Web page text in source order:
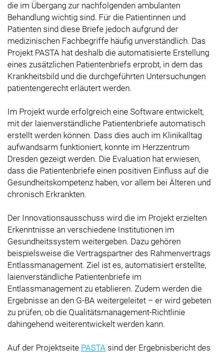
die im Übergang zur nachfolgenden ambulanten
Behandlung wichtig sind. Für die Patientinnen und
Patienten sind diese Briefe jedoch aufgrund der
medizinischen Fachbegriffe häufig unverständlich. Das
Projekt PASTA hat deshalb die automatisierte Erstellung
eines zusätzlichen Patientenbriefs erprobt, in dem das
Krankheitsbild und die durchgeführten Untersuchungen
patientengerecht erläutert werden.
Im Projekt wurde erfolgreich eine Software entwickelt,
mit der laienverständliche Patientenbriefe automatisch
erstellt werden können. Dass dies auch im Klinikalltag
aufwandsarm funktioniert, konnte im Herzzentrum
Dresden gezeigt werden. Die Evaluation hat erwiesen,
dass die Patientenbriefe einen positiven Einfluss auf die
Gesundheitskompetenz haben, vor allem bei Älteren und
chronisch Erkrankten.
Der Innovationsausschuss wird die im Projekt erzielten
Erkenntnisse an verschiedene Institutionen im
Gesundheitssystem weitergeben. Dazu gehören
beispielsweise die Vertragspartner des Rahmenvertrags
Entlassmanagement. Ziel ist es, automatisiert erstellte,
laienverständliche Patientenbriefe im
Entlassmanagement zu etablieren. Zudem werden die
Ergebnisse an den G-BA weitergeleitet – er wird gebeten
zu prüfen, ob die Qualitätsmanagement-Richtlinie
dahingehend weiterentwickelt werden kann.
Auf der Projektseite PASTA sind der Ergebnisbericht des